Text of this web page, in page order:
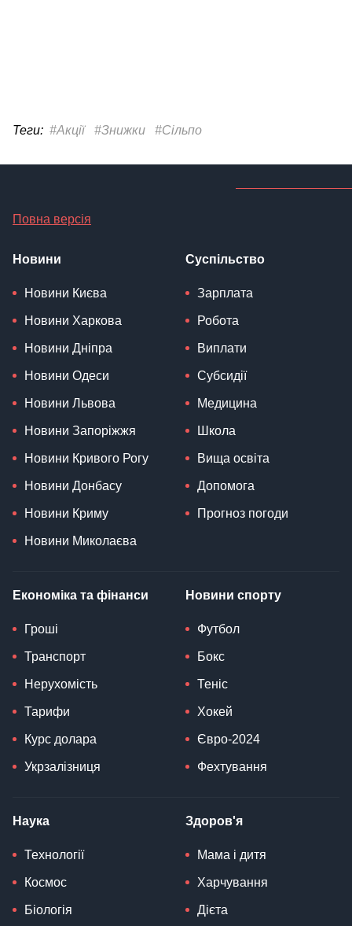
Теги: #Акції #Знижки #Сільпо
Повна версія
Новини
Новини Києва
Новини Харкова
Новини Дніпра
Новини Одеси
Новини Львова
Новини Запоріжжя
Новини Кривого Рогу
Новини Донбасу
Новини Криму
Новини Миколаєва
Суспільство
Зарплата
Робота
Виплати
Субсидії
Медицина
Школа
Вища освіта
Допомога
Прогноз погоди
Економіка та фінанси
Гроші
Транспорт
Нерухомість
Тарифи
Курс долара
Укрзалізниця
Новини спорту
Футбол
Бокс
Теніс
Хокей
Євро-2024
Фехтування
Наука
Технології
Космос
Біологія
Здоров'я
Мама і дитя
Харчування
Дієта